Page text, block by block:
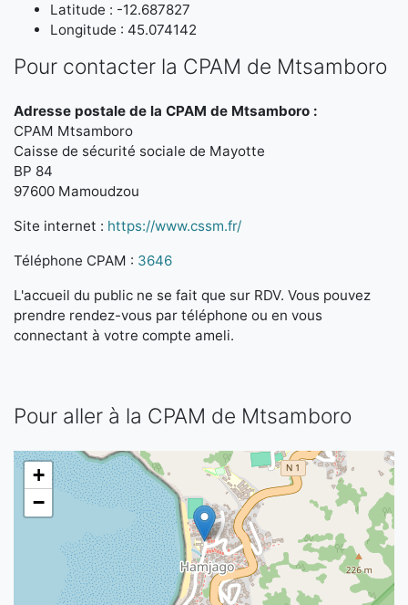
Latitude : -12.687827
Longitude : 45.074142
Pour contacter la CPAM de Mtsamboro
Adresse postale de la CPAM de Mtsamboro :
CPAM Mtsamboro
Caisse de sécurité sociale de Mayotte
BP 84
97600 Mamoudzou
Site internet : https://www.cssm.fr/
Téléphone CPAM : 3646
L'accueil du public ne se fait que sur RDV. Vous pouvez
prendre rendez-vous par téléphone ou en vous
connectant à votre compte ameli.
Pour aller à la CPAM de Mtsamboro
+
−